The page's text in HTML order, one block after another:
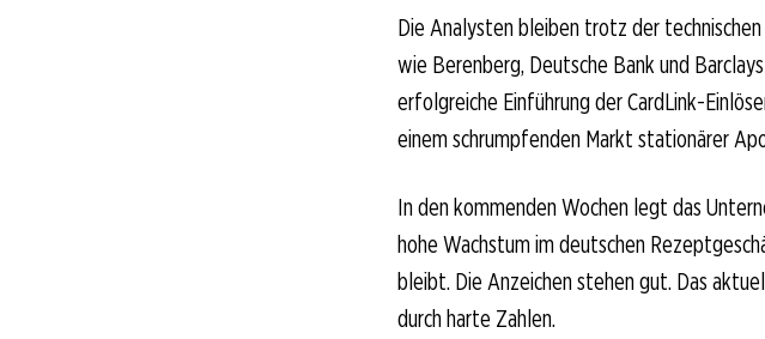
Die Analysten bleiben trotz der
wie Berenberg, Deutsche Bank und
erfolgreiche Einführung der CardLink-
einem schrumpfenden Markt stationärer
In den kommenden Wochen legt das
hohe Wachstum im deutschen
bleibt. Die Anzeichen stehen gut. Das
durch harte Zahlen.